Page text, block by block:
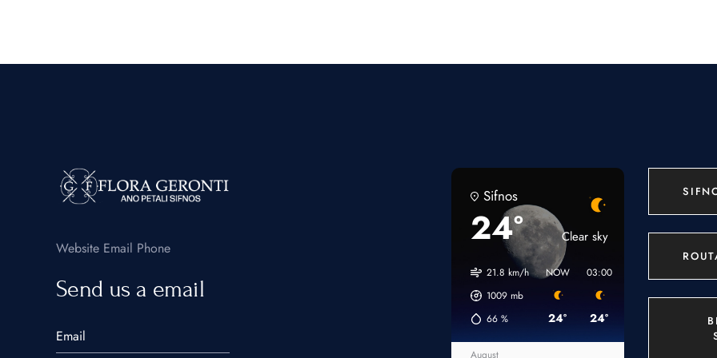
Website Email Phone
Send us a email
Sifnos
24° Clear sky
21.8 km/h
1009mb
66%
NOW
24°
03:00
24°
August